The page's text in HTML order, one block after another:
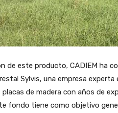
de este producto, CADIEM ha
Sylvis, una empresa
de madera con años de
fondo tiene como objetivo